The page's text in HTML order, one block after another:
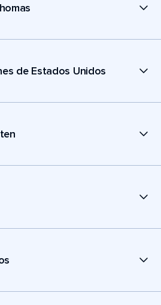
de Estados Unidos